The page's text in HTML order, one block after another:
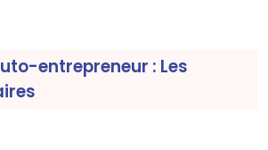
entrepreneur : Les